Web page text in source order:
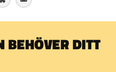
BEHÖVER DITT